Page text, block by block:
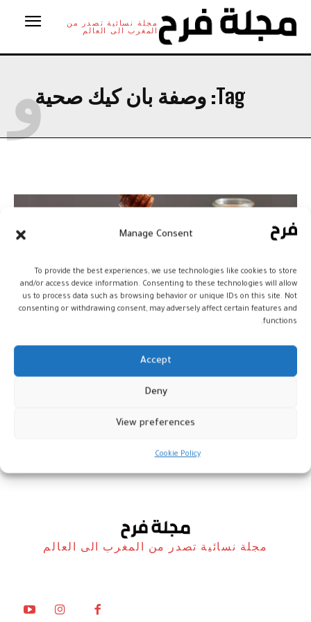
Manage Consent
To provide the best experiences, we use technologies like cookies to store
and/or access device information. Consenting to these technologies will allow
us to process data such as browsing behavior or unique IDs on this site. Not
consenting or withdrawing consent, may adversely affect certain features and
functions.
Accept
Deny
View preferences
Cookie Policy
مجلة نسائية تصدر من
المغرب الى العالم
Tag: وصفة بان كيك صحيةو
بان كيك بالشوفان: وصفة صحية
مجلة نسائية تصدر من المغرب الى العالم